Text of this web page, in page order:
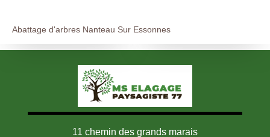
Abattage d'arbres Nanteau Sur Essonnes
11 chemin des grands marais